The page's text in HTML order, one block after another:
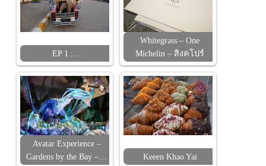
EP 1 :…
Whitegrass – One
Michelin – สิงคโปร์
Avatar Experience –
Gardens by the Bay –…
Keeen Khao Yai